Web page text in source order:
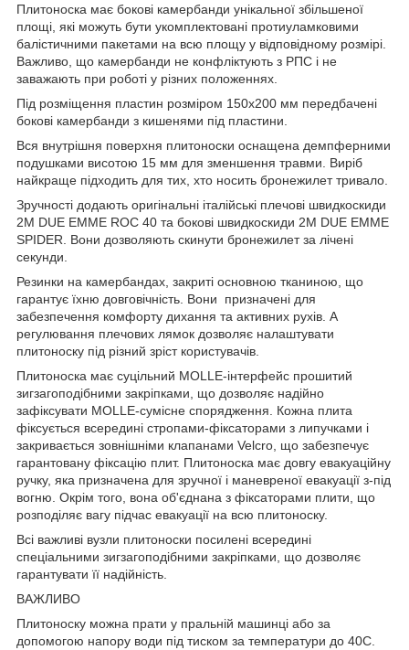
Плитоноска має бокові камербанди унікальної збільшеної
площі, які можуть бути укомплектовані протиуламковими
балістичними пакетами на всю площу у відповідному розмірі.
Важливо, що камербанди не конфліктують з РПС і не
заважають при роботі у різних положеннях.
Під розміщення пластин розміром 150х200 мм передбачені
бокові камербанди з кишенями під пластини.
Вся внутрішня поверхня плитоноски оснащена демпферними
подушками висотою 15 мм для зменшення травми. Виріб
найкраще підходить для тих, хто носить бронежилет тривало.
Зручності додають оригінальні італійські плечові швидкоскиди
2M DUE EMME ROC 40 та бокові швидкоскиди 2M DUE EMME
SPIDER. Вони дозволяють скинути бронежилет за лічені
секунди.
Резинки на камербандах, закриті основною тканиною, що
гарантує їхню довговічність. Вони призначені для
забезпечення комфорту дихання та активних рухів. А
регулювання плечових лямок дозволяє налаштувати
плитоноску під різний зріст користувачів.
Плитоноска має суцільний MOLLE-інтерфейс прошитий
зигзагоподібними закріпками, що дозволяє надійно
зафіксувати MOLLE-сумісне спорядження. Кожна плита
фіксується всередині стропами-фіксаторами з липучками і
закривається зовнішніми клапанами Velcro, що забезпечує
гарантовану фіксацію плит. Плитоноска має довгу евакуаційну
ручку, яка призначена для зручної і маневреної евакуації з-під
вогню. Окрім того, вона об'єднана з фіксаторами плити, що
розподіляє вагу підчас евакуації на всю плитоноску.
Всі важливі вузли плитоноски посилені всередині
спеціальними зигзагоподібними закріпками, що дозволяє
гарантувати її надійність.
ВАЖЛИВО
Плитоноску можна прати у пральній машинці або за
допомогою напору води під тиском за температури до 40С.